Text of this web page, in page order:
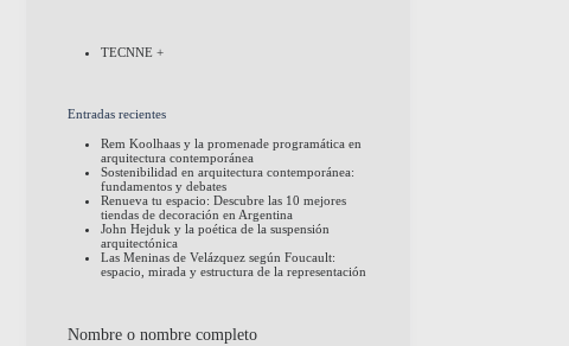
TECNNE +
Entradas recientes
Rem Koolhaas y la promenade programática en
arquitectura contemporánea
Sostenibilidad en arquitectura contemporánea:
fundamentos y debates
Renueva tu espacio: Descubre las 10 mejores
tiendas de decoración en Argentina
John Hejduk y la poética de la suspensión
arquitectónica
Las Meninas de Velázquez según Foucault:
espacio, mirada y estructura de la representación
Nombre o nombre completo